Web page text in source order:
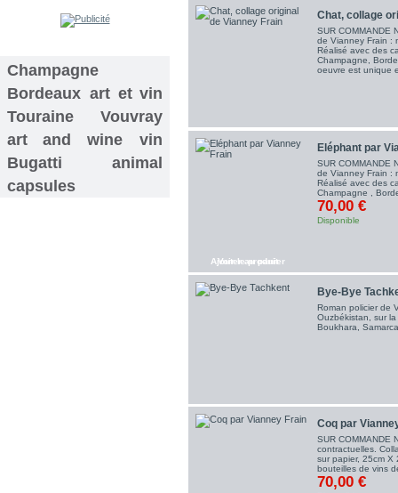
Champagne
Bordeaux art et vin
Touraine
Vouvray
art and wine
vin
Bugatti
animal
capsules
Chat, collage
SUR COMMANDE
de Vianney Frain :
Réalisé avec des
Champagne,
oeuvre est unique
Eléphant par
SUR COMMANDE
de Vianney Frain :
Réalisé avec des
Champagne ,
70,00 €
Disponible
Ajouter au panier
Voir le produit
Bye-Bye
Roman policier de
Ouzbékistan, sur
Boukhara,
Coq par
SUR COMMANDE
contractuelles.
sur papier, 25cm X
bouteilles de vins
70,00 €